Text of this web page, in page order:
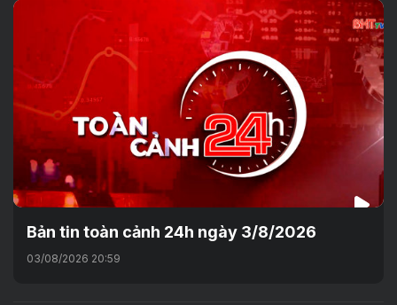
Bản tin toàn cảnh 24h ngày 3/8/2026
03/08/2026 20:59